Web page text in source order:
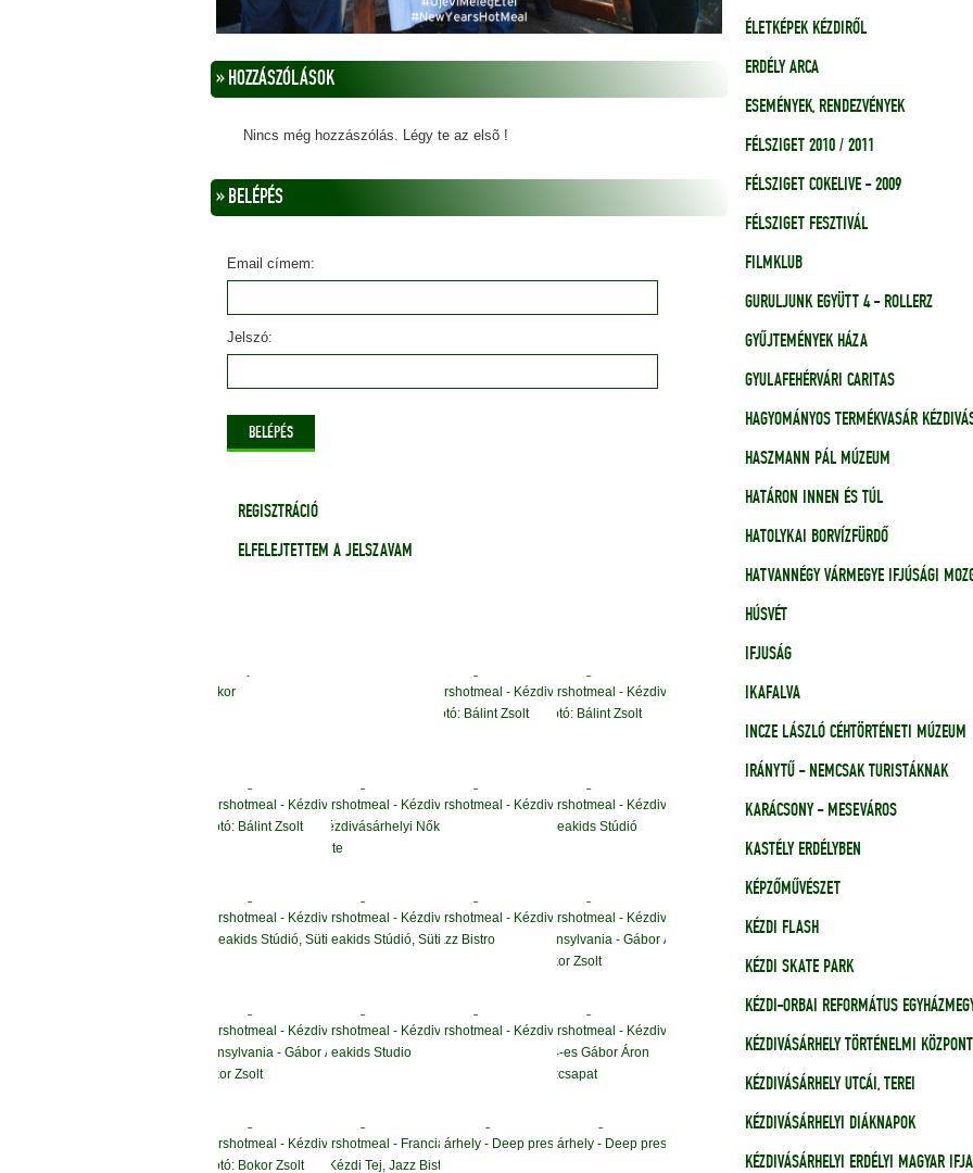
» HOZZÁSZÓLÁSOK
Nincs még hozzászólás. Légy te az elsõ !
» BELÉPÉS
Email címem:
Jelszó:
REGISZTRÁCIÓ
ELFELEJTETTEM A JELSZAVAM
ÉLETKÉPEK KÉZDIRŐL
ERDÉLY ARCA
ESEMÉNYEK, RENDEZVÉNYEK
FÉLSZIGET 2010 / 2011
FÉLSZIGET COKELIVE - 2009
FÉLSZIGET FESZTIVÁL
FILMKLUB
GURULJUNK EGYÜTT 4 - ROLLERZ
GYŰJTEMÉNYEK HÁZA
GYULAFEHÉRVÁRI CARITAS
HAGYOMÁNYOS TERMÉKVASÁR
HASZMANN PÁL MÚZEUM
HATÁRON INNEN ÉS TÚL
HATOLYKAI BORVÍZFÜRDŐ
HATVANNÉGY VÁRMEGYE IFJÚSÁGI
HÚSVÉT
IFJUSÁG
IKAFALVA
INCZE LÁSZLÓ CÉHTÖRTÉNETI MÚZEUM
IRÁNYTŰ - NEMCSAK TURISTÁKNAK
KARÁCSONY - MESEVÁROS
KASTÉLY ERDÉLYBEN
KÉPZŐMŰVÉSZET
KÉZDI FLASH
KÉZDI SKATE PARK
KÉZDI-ORBAI REFORMÁTUS
KÉZDIVÁSÁRHELY TÖRTÉNELMI
KÉZDIVÁSÁRHELY UTCÁI, TEREI
KÉZDIVÁSÁRHELYI DIÁKNAPOK
KÉZDIVÁSÁRHELYI ERDÉLYI MAGYAR